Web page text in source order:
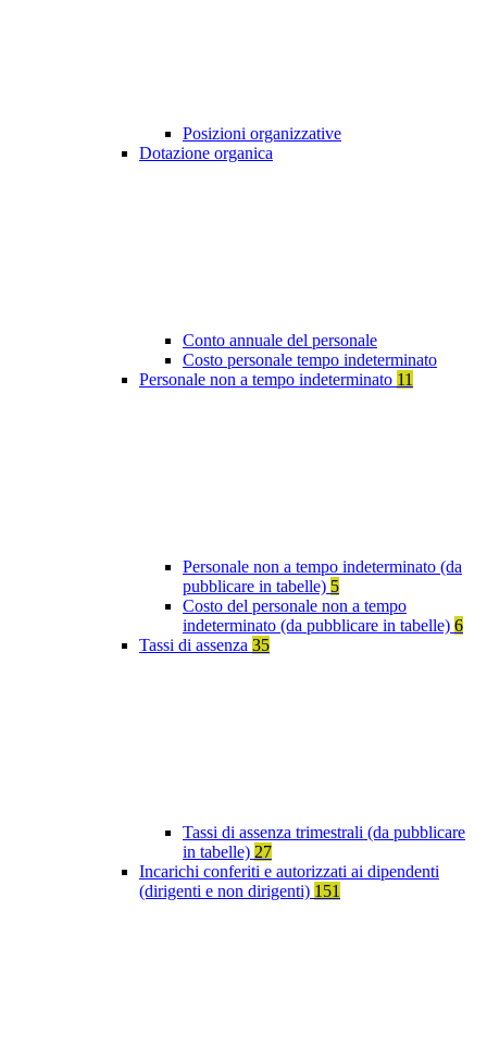
Posizioni organizzative
Dotazione organica
Conto annuale del personale
Costo personale tempo indeterminato
Personale non a tempo indeterminato 11
Personale non a tempo indeterminato (da
pubblicare in tabelle) 5
Costo del personale non a tempo
indeterminato (da pubblicare in tabelle) 6
Tassi di assenza 35
Tassi di assenza trimestrali (da pubblicare
in tabelle) 27
Incarichi conferiti e autorizzati ai dipendenti
(dirigenti e non dirigenti) 151